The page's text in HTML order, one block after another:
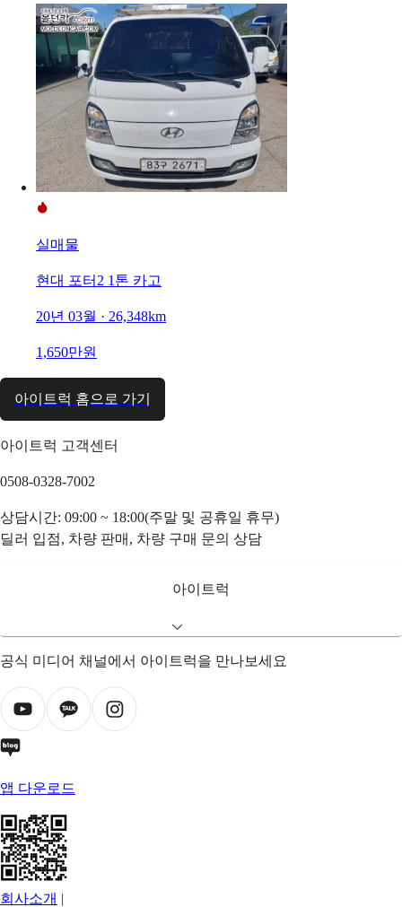
실매물
현대 포터2 1톤 카고
20년 03월 · 26,348km
1,650만원
아이트럭 홈으로 가기
아이트럭 고객센터
0508-0328-7002
상담시간: 09:00 ~ 18:00(주말 및 공휴일 휴무)
딜러 입점, 차량 판매, 차량 구매 문의 상담
아이트럭
공식 미디어 채널에서 아이트럭을 만나보세요
앱 다운로드
회사소개 |